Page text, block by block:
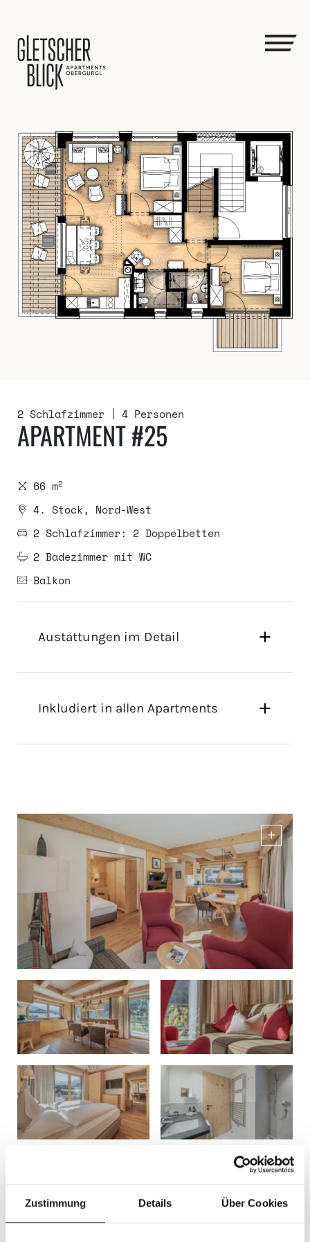
Zustimmung Details Über Cookies
2 Schlafzimmer 4 Personen
APARTMENT #25
66 m2
4. Stock, Nord-West
2 Schlafzimmer: 2 Doppelbetten
2 Badezimmer mit WC
Balkon
Austattungen im Detail
Inkludiert in allen Apartments